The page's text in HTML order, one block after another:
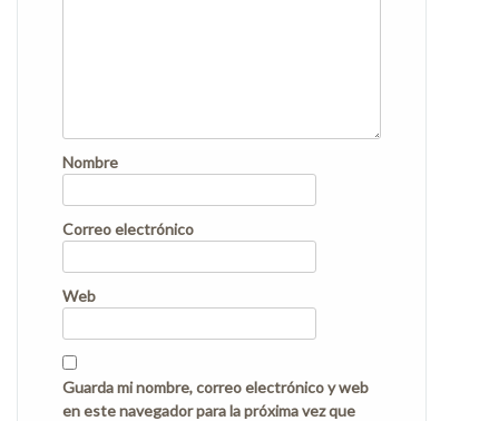
Nombre
Correo electrónico
Web
Guarda mi nombre, correo electrónico y web
en este navegador para la próxima vez que